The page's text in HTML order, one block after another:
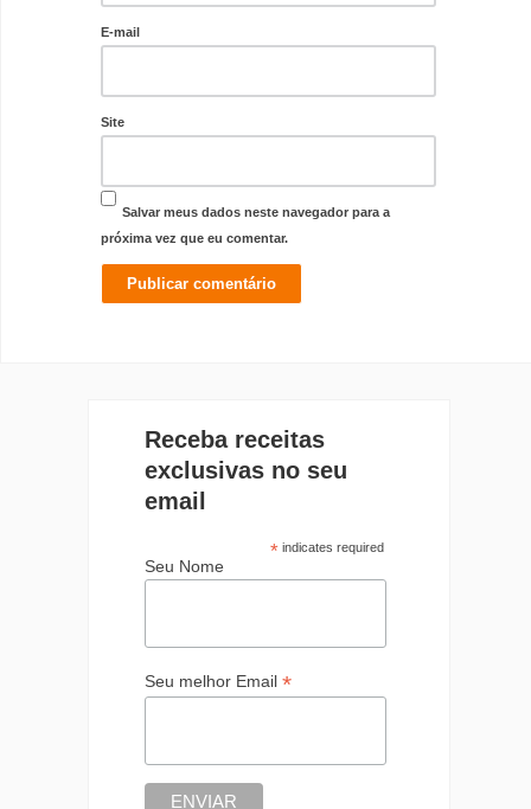
E-mail
Site
Salvar meus dados neste navegador para a
próxima vez que eu comentar.
Receba receitas
exclusivas no seu
email
*indicates required
Seu Nome
Seu melhor Email *